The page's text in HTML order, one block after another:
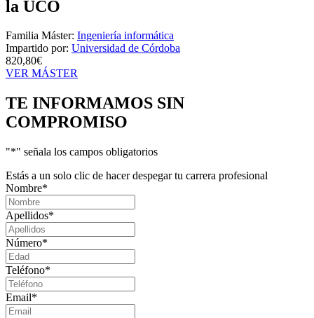
la UCO
Familia Máster: Ingeniería informática
Impartido por: Universidad de Córdoba
820,80€
VER MÁSTER
TE INFORMAMOS SIN
COMPROMISO
"*" señala los campos obligatorios
Estás a un solo clic de hacer despegar tu carrera profesional
Nombre*
Apellidos*
Número*
Teléfono*
Email*